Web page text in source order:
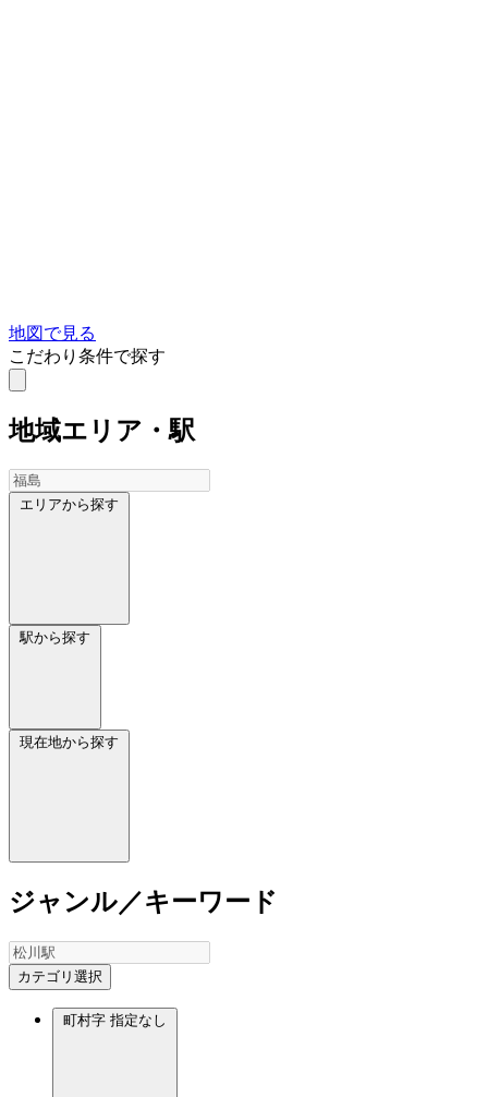
地図で見る
こだわり条件で探す
地域エリア・駅
エリアから探す
駅から探す
現在地から探す
ジャンル／キーワード
カテゴリ選択
町村字 指定なし